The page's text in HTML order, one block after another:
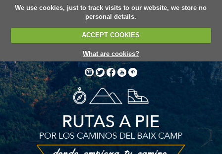
We use cookies, just to track visits to our website, we store no
personal details.
ACCEPT COOKIES
What are cookies?